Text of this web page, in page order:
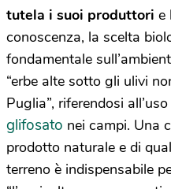
tutela i suoi produttori e
conoscenza, la scelta
fondamentale
“erbe alte sotto gli ulivi
Puglia”, riferendosi
glifosato nei campi. Una
prodotto naturale e di
terreno è indispensabile